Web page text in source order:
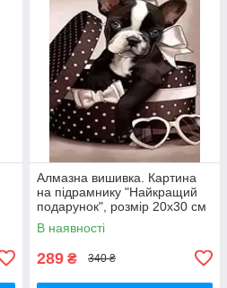
Алмазна вишивка. Картина
на підрамнику "Найкращий
подарунок", розмір 20х30 см
В наявності
289 ₴ 340 ₴